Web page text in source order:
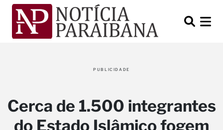
PUBLICIDADE
Cerca de 1.500 integrantes
do Estado Islâmico fogem